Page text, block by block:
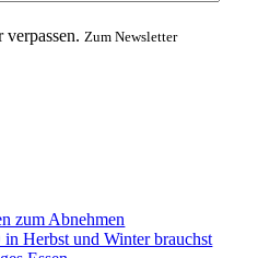
Zum Newsletter
zum Abnehmen
Herbst und Winter brauchst